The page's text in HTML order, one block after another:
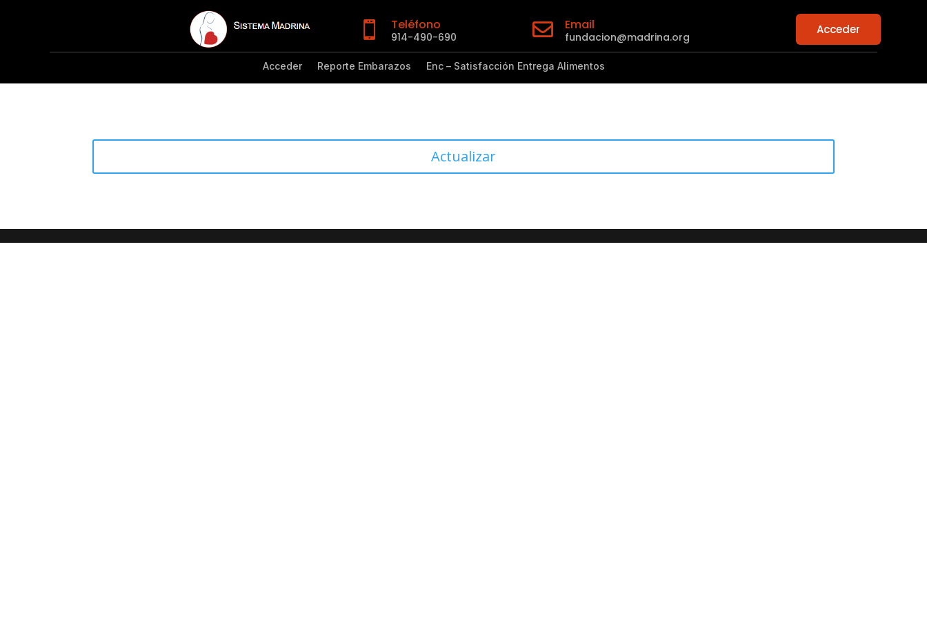
 Teléfono
914-490-690  Email
fundacion@madrina.org
Acceder
Acceder Reporte Embarazos Enc – Satisfacción Entrega Alimentos
Actualizar